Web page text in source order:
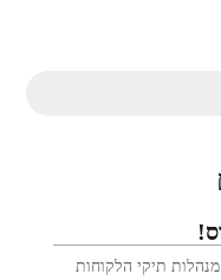
תיקי הלקוחות